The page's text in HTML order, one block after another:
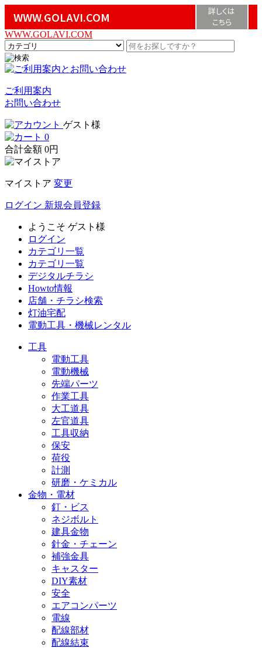
WWW.GOLAVI.COM
詳しくは
こちら
WWW.GOLAVI.COM
ご利用案内
お問い合わせ
ゲスト様
0
合計金額 0円
マイストア 変更
ログイン 新規会員登録
ようこそ ゲスト様
ログイン
カテゴリ一覧
カテゴリ一覧
デジタルチラシ
Howto情報
店舗・チラシ検索
灯油宅配
電動工具・機械レンタル
工具
電動工具
電動機械
先端パーツ
作業工具
大工道具
左官道具
工具収納
保安
荷役
計測
研磨・ケミカル
金物・電材
釘・ビス
ネジボルト
建具金物
針金・チェーン
補強金具
キャスター
DIY素材
安全
エアコンパーツ
電線
配線部材
配線結束